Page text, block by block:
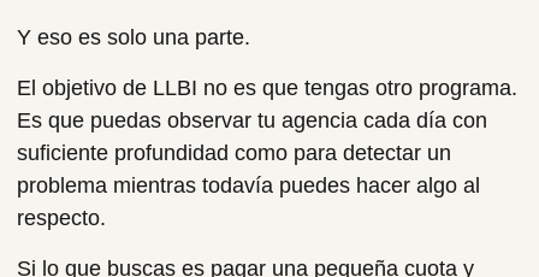
Y eso es solo una parte.
El objetivo de LLBI no es que tengas otro programa.
Es que puedas observar tu agencia cada día con
suficiente profundidad como para detectar un
problema mientras todavía puedes hacer algo al
respecto.
Si lo que buscas es pagar una pequeña cuota y